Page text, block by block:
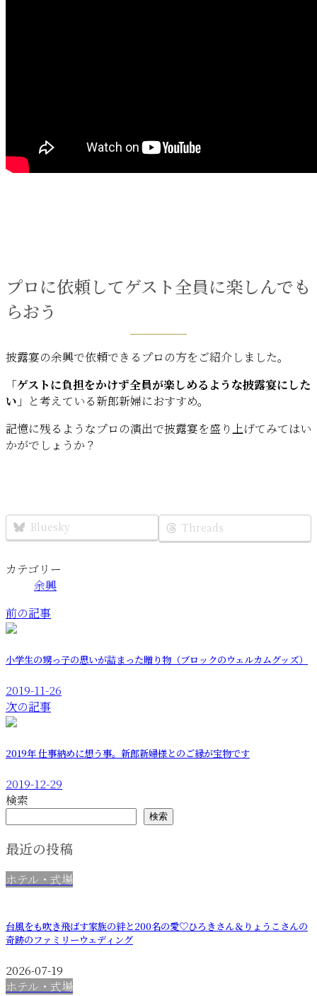
プロに依頼してゲスト全員に楽しんでも
らおう
披露宴の余興で依頼できるプロの方をご紹介しました。
「ゲストに負担をかけず全員が楽しめるような披露宴にした
い 」と考えている新郎新婦におすすめ。
記憶に残るようなプロの演出で披露宴を盛り上げてみてはい
かがでしょうか？
Bluesky Threads
カテゴリー
余興
前の記事
小学生の甥っ子の思いが詰まった贈り物（ブロックのウェルカムグッズ）
2019-11-26
次の記事
2019年 仕事納めに想う事。新郎新婦様とのご縁が宝物です
2019-12-29
検索
検索
最近の投稿
ホテル・式場
台風をも吹き飛ばす家族の絆と200名の愛♡ひろきさん＆りょうこさんの
奇跡のファミリーウェディング
2026-07-19
ホテル・式場